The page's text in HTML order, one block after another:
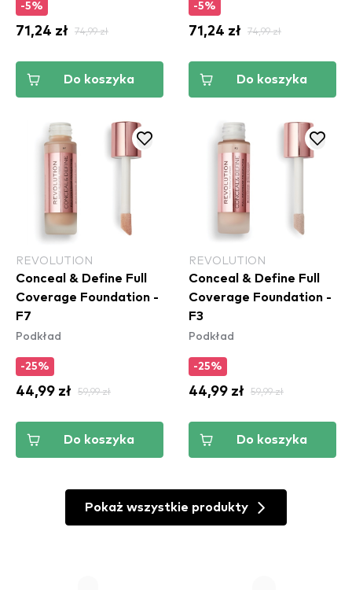
-5%
71,24 zł 74,99 zł
Do koszyka
-5%
71,24 zł 74,99 zł
Do koszyka
REVOLUTION
Conceal & Define Full
Coverage Foundation -
F7
Podkład
-25%
44,99 zł 59,99 zł
Do koszyka
REVOLUTION
Conceal & Define Full
Coverage Foundation -
F3
Podkład
-25%
44,99 zł 59,99 zł
Do koszyka
Pokaż wszystkie produkty